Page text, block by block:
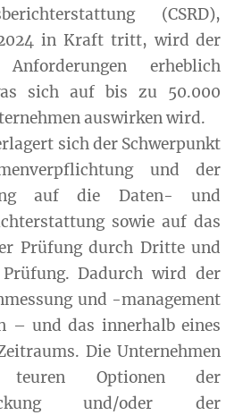
(CSRD),
in Kraft tritt, wird der
erheblich
sich auf bis zu 50.000
auswirken wird.
sich der Schwerpunkt
und der
auf die Daten- und
sowie auf das
Prüfung durch Dritte und
Dadurch wird der
und -management
– und das innerhalb eines
Die Unternehmen
Optionen der
und/oder der